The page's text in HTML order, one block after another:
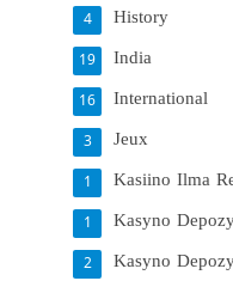
History
4
India
19
International
16
Jeux
3
Kasiino Ilma
1
Kasyno
1
Kasyno
2